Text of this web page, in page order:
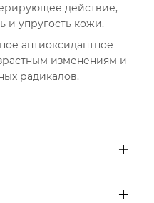
действие,
и упругость кожи.
антиоксидантное
изменениям и
радикалов.